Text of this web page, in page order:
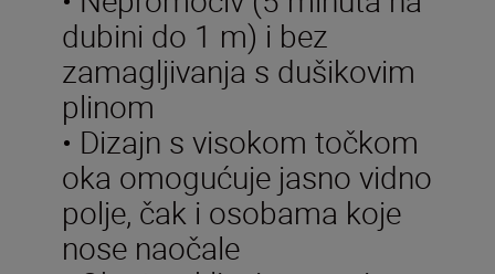
dubini do 1 m) i bez
zamagljivanja s dušikovim
plinom
• Dizajn s visokom točkom
oka omogućuje jasno vidno
polje, čak i osobama koje
nose naočale